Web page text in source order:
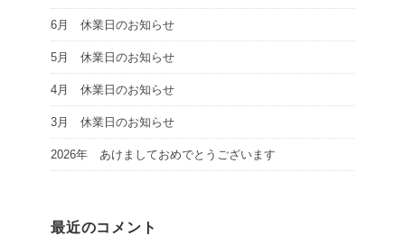
6月 休業日のお知らせ
5月 休業日のお知らせ
4月 休業日のお知らせ
3月 休業日のお知らせ
2026年 あけましておめでとうございます
最近のコメント